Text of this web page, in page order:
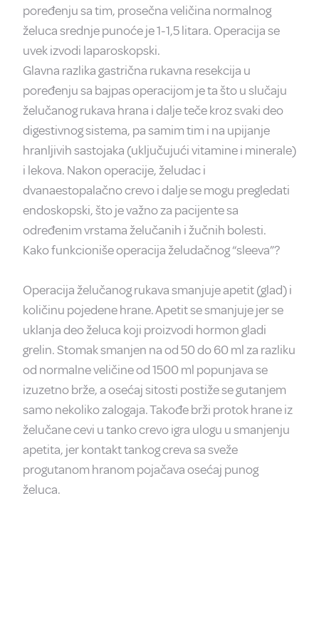
poređenju sa tim, prosečna veličina normalnog
želuca srednje punoće je 1-1,5 litara. Operacija se
uvek izvodi laparoskopski.
Glavna razlika gastrična rukavna resekcija u
poređenju sa bajpas operacijom je ta što u slučaju
želučanog rukava hrana i dalje teče kroz svaki deo
digestivnog sistema, pa samim tim i na upijanje
hranljivih sastojaka (uključujući vitamine i minerale)
i lekova. Nakon operacije, želudac i
dvanaestopalačno crevo i dalje se mogu pregledati
endoskopski, što je važno za pacijente sa
određenim vrstama želučanih i žučnih bolesti.
Kako funkcioniše operacija želudačnog “sleeva”?
Operacija želučanog rukava smanjuje apetit (glad) i
količinu pojedene hrane. Apetit se smanjuje jer se
uklanja deo želuca koji proizvodi hormon gladi
grelin. Stomak smanjen na od 50 do 60 ml za razliku
od normalne veličine od 1500 ml popunjava se
izuzetno brže, a osećaj sitosti postiže se gutanjem
samo nekoliko zalogaja. Takođe brži protok hrane iz
želučane cevi u tanko crevo igra ulogu u smanjenju
apetita, jer kontakt tankog creva sa sveže
progutanom hranom pojačava osećaj punog
želuca.